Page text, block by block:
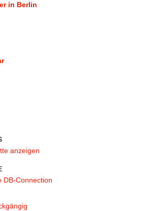
in Berlin
anzeigen
DB-Connection